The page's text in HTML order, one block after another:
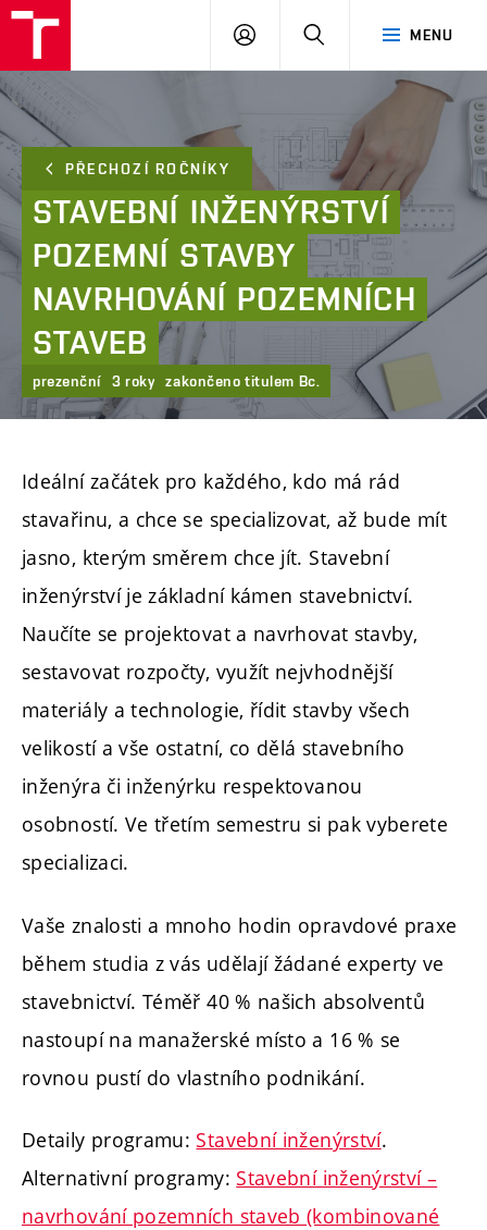
Brno
MENU
PŘIHLÁSIT
PŘECHOZÍ ROČNÍKY
STAVEBNÍ INŽENÝRSTVÍ
POZEMNÍ STAVBY
NAVRHOVÁNÍ POZEMNÍCH
STAVEB
prezenční 3 roky zakončeno titulem Bc.
Ideální začátek pro každého, kdo má rád
stavařinu, a chce se specializovat, až bude mít
jasno, kterým směrem chce jít. Stavební
inženýrství je základní kámen stavebnictví.
Naučíte se projektovat a navrhovat stavby,
sestavovat rozpočty, využít nejvhodnější
materiály a technologie, řídit stavby všech
velikostí a vše ostatní, co dělá stavebního
inženýra či inženýrku respektovanou
osobností. Ve třetím semestru si pak vyberete
specializaci.
Vaše znalosti a mnoho hodin opravdové praxe
během studia z vás udělají žádané experty ve
stavebnictví. Téměř 40 % našich absolventů
nastoupí na manažerské místo a 16 % se
rovnou pustí do vlastního podnikání.
Detaily programu: Stavební inženýrství.
Alternativní programy: Stavební inženýrství –
navrhování pozemních staveb (kombinované